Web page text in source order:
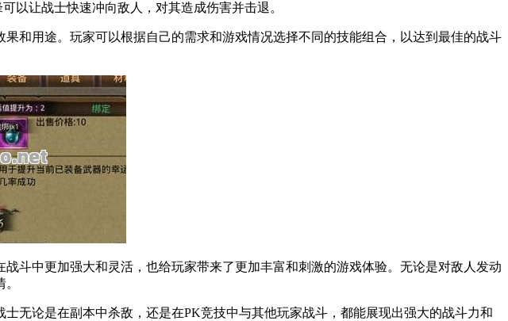
让战士快速冲向敌人，对其造成伤害并击退。
用途。玩家可以根据自己的需求和游戏情况选择不同的技能组合，以达到最佳的战斗
中更加强大和灵活，也给玩家带来了更加丰富和刺激的游戏体验。无论是对敌人发动
论是在副本中杀敌，还是在PK竞技中与其他玩家战斗，都能展现出强大的战斗力和